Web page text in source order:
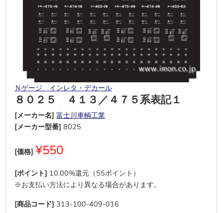
Ｎゲージ インレタ・デカール
８０２５ ４１３／４７５系表記１
[メーカー名] 富士川車輌工業
[メーカー型番] 8025
[価格] ¥550
[ポイント] 10.00%還元（55ポイント）
※お支払い方法により異なる場合があります。
[商品コード] 313-100-409-016